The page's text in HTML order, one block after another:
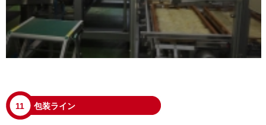
11 包装ライン